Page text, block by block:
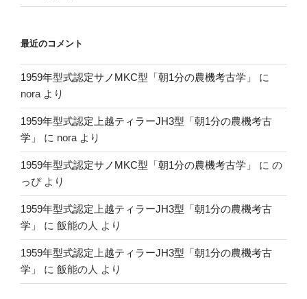
最近のコメント
1959年型式認定サノMKC型「朝1分の農機考古学」
に
nora より
1959年型式認定上越ティラーJH3型「朝1分の農機考古
学」
に nora より
1959年型式認定サノMKC型「朝1分の農機考古学」 に の
っぴより
1959年型式認定上越ティラーJH3型「朝1分の農機考古
学」
に 飯能の人 より
1959年型式認定上越ティラーJH3型「朝1分の農機考古
学」
に 飯能の人 より